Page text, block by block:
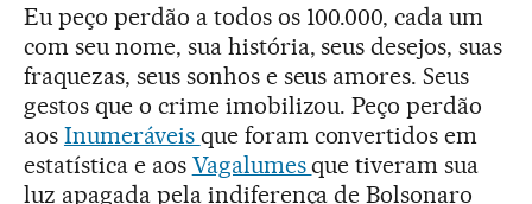
Eu peço perdão a todos os 100.000, cada um
com seu nome, sua história, seus desejos, suas
fraquezas, seus sonhos e seus amores. Seus
gestos que o crime imobilizou. Peço perdão
aos Inumeráveis que foram convertidos em
estatística e aos Vagalumesque tiveram sua
luz apagada pela indiferença de Bolsonaro